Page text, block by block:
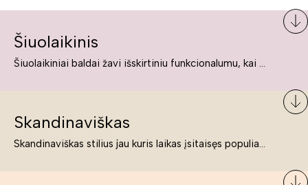
Šiuolaikinis
Šiuolaikiniai baldai žavi išskirtiniu funkcionalumu, kai kurie jų pelnytai net pavadinami meno kūriniais, nes jie tikrai yra išskirtiniai, originalūs ir puikiai atliepiantys į šiuolaikinių žmonių poreikius bei gyvenimo būdo ypatumus.
Skandinaviškas
Skandinaviškas stilius jau kuris laikas įsitaisęs populiariausiųjų sąraše. Namai, butai labai dažnai įrengiami remiantis būtent šio stiliaus ypatumais. Dėl švelnių spalvų, praktiškumo ir estetikos jis masina tuos, kurie neabejingi šviesiem ar neutralių spalvų koloritui, paprastumui, funkcionalumui, natūralumui ir stilingai estetikai. Platų skandinaviškų baldų spektrą rasite „Deinavos baldų“ asortimente.